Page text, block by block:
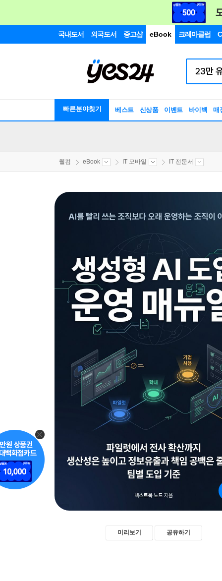
국내도서 외국도서 중고샵 eBook 크레마클럽
빠른분야찾기 베스트 신상품 이벤트 바이백 매
웰컴 eBook IT 모바일 IT 전문서
미리보기 공유하기